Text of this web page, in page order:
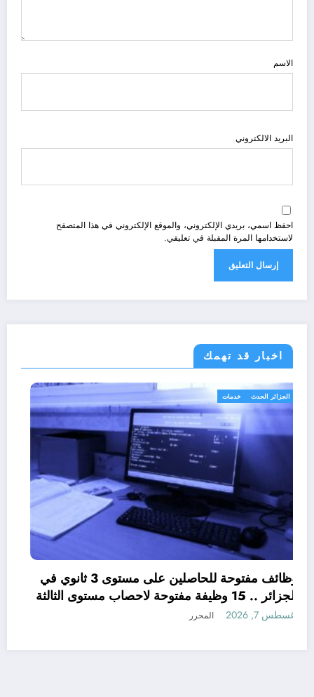
الاسم
البريد الالكتروني
احفظ اسمي، بريدي الإلكتروني، والموقع الإلكتروني في هذا المتصفح
لاستخدامها المرة المقبلة في تعليقي.
اخبار قد تهمك
الجزائر الحدث
وظائف مفتوحة للحاصلين على مستوى 3 ثانوي في
الجزائر .. 15 وظيفة مفتوحة لاحصاب مستوى
ثانوي في الجزائر
أغسطس 7, 2026